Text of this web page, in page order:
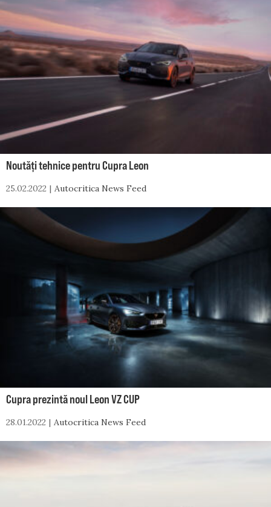
Noutăți tehnice pentru Cupra Leon
25.02.2022 Autocritica News Feed
Cupra prezintă noul Leon VZ CUP
28.01.2022 Autocritica News Feed